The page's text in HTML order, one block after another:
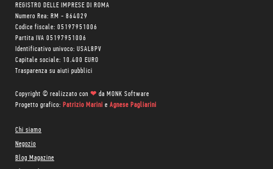
REGISTRO DELLE IMPRESE DI ROMA
Numero Rea: RM - 864029
Codice fiscale: 05197951006
Partita IVA 05197951006
Identificativo univoco: USAL8PV
Capitale sociale: 10.400 EURO
Trasparenza su aiuti pubblici
Copyright © realizzato con ❤ da MONK Software
Progetto grafico: Patrizio Marini e Agnese Pagliarini
Chi siamo
Negozio
Blog Magazine